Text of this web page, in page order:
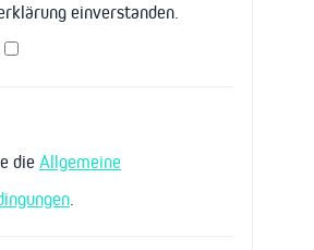
einverstanden.
die Allgemeine
.